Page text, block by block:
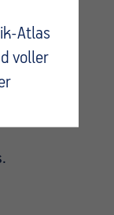
Atlas
voller